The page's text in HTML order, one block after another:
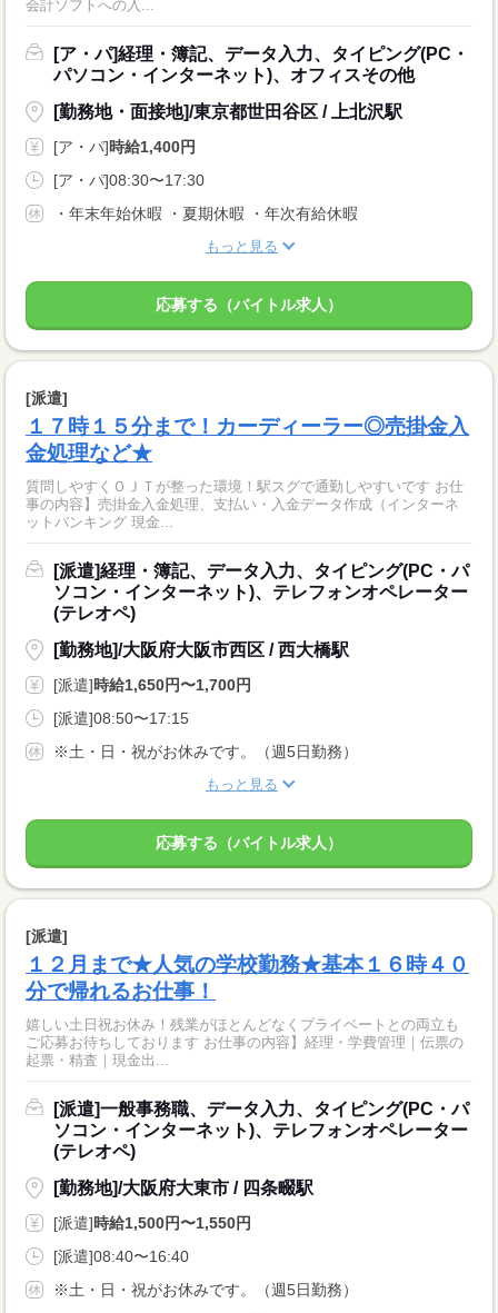
会計ソフトへの入...
[ア・パ]経理・簿記、データ入力、タイピング(PC・
パソコン・インターネット)、オフィスその他
[勤務地・面接地]/東京都世田谷区 / 上北沢駅
[ア・パ]時給1,400円
[ア・パ]08:30〜17:30
・年末年始休暇 ・夏期休暇 ・年次有給休暇
もっと見る
応募する（バイトル求人）
[派遣]
１７時１５分まで！カーディーラー◎売掛金入
金処理など★
質問しやすくＯＪＴが整った環境！駅スグで通勤しやすいです お仕
事の内容】売掛金入金処理、支払い・入金データ作成（インターネ
ットバンキング 現金...
[派遣]経理・簿記、データ入力、タイピング(PC・パ
ソコン・インターネット)、テレフォンオペレーター
(テレオペ)
[勤務地]/大阪府大阪市西区 / 西大橋駅
[派遣]時給1,650円〜1,700円
[派遣]08:50〜17:15
※土・日・祝がお休みです。（週5日勤務）
もっと見る
応募する（バイトル求人）
[派遣]
１２月まで★人気の学校勤務★基本１６時４０
分で帰れるお仕事！
嬉しい土日祝お休み！残業がほとんどなくプライベートとの両立も
ご応募お待ちしております お仕事の内容】経理・学費管理｜伝票の
起票・精査｜現金出...
[派遣]一般事務職、データ入力、タイピング(PC・パ
ソコン・インターネット)、テレフォンオペレーター
(テレオペ)
[勤務地]/大阪府大東市 / 四条畷駅
[派遣]時給1,500円〜1,550円
[派遣]08:40〜16:40
※土・日・祝がお休みです。（週5日勤務）